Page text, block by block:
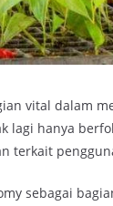
vital dalam
lagi hanya
terkait
sebagai